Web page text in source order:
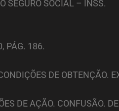
SEGURO SOCIAL – INSS.
PÁG. 186.
DE
DE AÇÃO. CONFUSÃO.